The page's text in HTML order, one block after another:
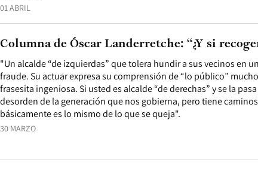
01 ABRIL
30 MARZO
"Un alcalde “de izquierdas” que tolera hundir a sus vecinos en
fraude. Su actuar expresa su comprensión de “lo público”
frasesita ingeniosa. Si usted es alcalde “de derechas” y se la
desorden de la generación que nos gobierna, pero tiene
básicamente es lo mismo de lo que se queja".
Columna de Óscar Landerretche: “¿Y si